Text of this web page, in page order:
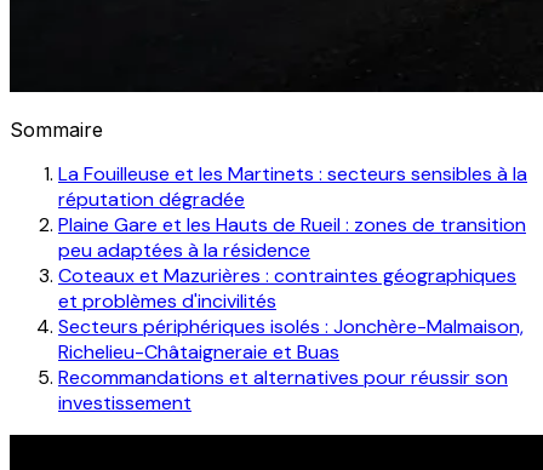
Sommaire
La Fouilleuse et les Martinets : secteurs sensibles à la
réputation dégradée
Plaine Gare et les Hauts de Rueil : zones de transition
peu adaptées à la résidence
Coteaux et Mazurières : contraintes géographiques
et problèmes d'incivilités
Secteurs périphériques isolés : Jonchère-Malmaison,
Richelieu-Châtaigneraie et Buas
Recommandations et alternatives pour réussir son
investissement